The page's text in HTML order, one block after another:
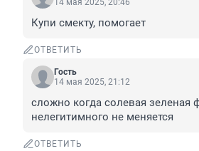
14 мая 2025, 20:46
Купи смекту, помогает
ОТВЕТИТЬ
Гость
14 мая 2025, 21:12
сложно когда солевая зеленая
нелегитимного не меняется
ОТВЕТИТЬ